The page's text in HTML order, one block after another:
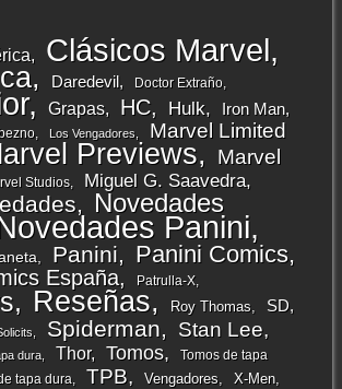
Clásicos Marvel
Daredevil Doctor Extraño
Grapas HC Hulk Iron Man
Los Vengadores
Marvel Limited
Previews
Marvel
Studios Miguel G. Saavedra
Novedades
Panini
Panini Panini Comics
España Patrulla-X
Reseñas Roy Thomas SD
Spiderman Stan Lee
dura Thor Tomos
Tomos de tapa
tapa dura TPB Vengadores X-Men